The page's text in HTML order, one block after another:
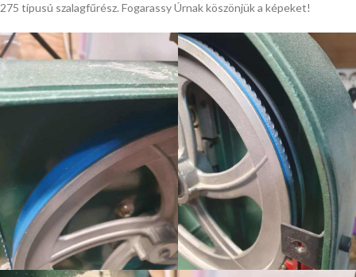
275 típusú szalagfűrész. Fogarassy Úrnak köszönjük a képeket!